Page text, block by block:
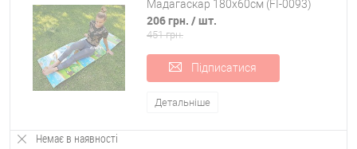
Мадагаскар 180x60см (FI-0093)
206 грн. / шт.
451 грн.
Підписатися
Детальніше
Немає в наявності